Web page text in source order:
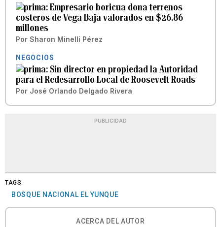
Empresario boricua dona terrenos
costeros de Vega Baja valorados en $26.86
millones
Por Sharon Minelli Pérez
NEGOCIOS
Sin director en propiedad la Autoridad
para el Redesarrollo Local de Roosevelt Roads
Por José Orlando Delgado Rivera
PUBLICIDAD
TAGS
BOSQUE NACIONAL EL YUNQUE
ACERCA DEL AUTOR